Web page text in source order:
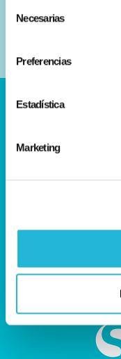
Necesarias
Preferencias
Estadística
Marketing